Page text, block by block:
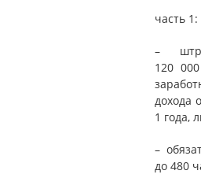
часть 1:
–
120
дохода
1 года,
–
до 480